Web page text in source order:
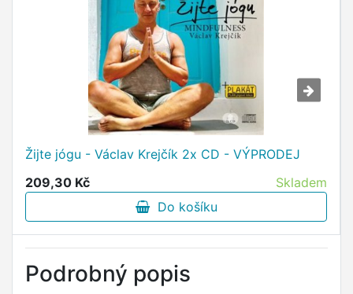
Žijte jógu - Václav Krejčík 2x CD - VÝPRODEJ
209,30 Kč
Skladem
Do košíku
Podrobný popis